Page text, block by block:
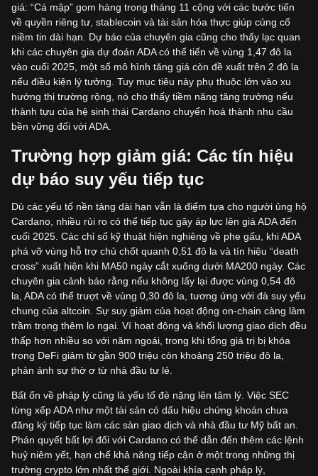
giá: “Cá mập” gom hàng trong tháng 11 cộng với các bước tiến
về quyền riêng tư, stablecoin và tài sản hóa thực giúp củng cố
niềm tin dài hạn. Dự báo của chuyên gia cũng cho thấy lạc quan
khi các chuyên gia dự đoán ADA có thể tiến về vùng 1,47 đô la
vào cuối 2025, một số mô hình tăng giá còn đề xuất trên 2 đô la
nếu điều kiện lý tưởng. Tuy mục tiêu này phụ thuộc lớn vào xu
hướng thị trường rộng, nó cho thấy tiềm năng tăng trưởng nếu
thành tựu của hệ sinh thái Cardano chuyển hoá thành nhu cầu
bền vững đối với ADA.
Trường hợp giảm giá: Các tín hiệu
dự báo suy yếu tiếp tục
Dù các yếu tố nền tảng dài hạn vẫn là điểm tựa cho người ủng hộ
Cardano, nhiều rủi ro có thể tiếp tục gây áp lực lên giá ADA đến
cuối 2025. Các chỉ số kỹ thuật hiện nghiêng về phe gấu, khi ADA
phá vỡ vùng hỗ trợ chủ chốt quanh 0,51 đô la và tín hiệu “death
cross” xuất hiện khi MA50 ngày cắt xuống dưới MA200 ngày. Các
chuyên gia cảnh báo rằng nếu không lấy lại được vùng 0,54 đô
la, ADA có thể trượt về vùng 0,30 đô la, tương ứng với đà suy yếu
chung của altcoin. Sự suy giảm của hoạt động on-chain càng làm
trầm trọng thêm lo ngại. Ví hoạt động và khối lượng giao dịch đều
thấp hơn nhiều so với năm ngoái, trong khi tổng giá trị bị khóa
trong DeFi giảm từ gần 900 triệu còn khoảng 250 triệu đô la,
phản ánh sự thờ ơ từ nhà đầu tư lẻ.
Bất ổn về pháp lý cũng là yếu tố đè nặng lên tâm lý. Việc SEC
từng xếp ADA như một tài sản có dấu hiệu chứng khoán chưa
đăng ký tiếp tục làm các sàn giao dịch và nhà đầu tư Mỹ bất an.
Phán quyết bất lợi đối với Cardano có thể dẫn đến thêm các lệnh
huỷ niêm yết, hạn chế khả năng tiếp cận ở một trong những thị
trường crypto lớn nhất thế giới. Ngoài khía cạnh pháp lý,